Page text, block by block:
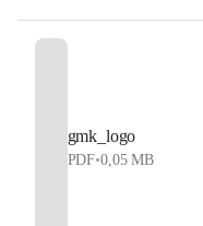
gmk_logo
PDF•0,05 MB